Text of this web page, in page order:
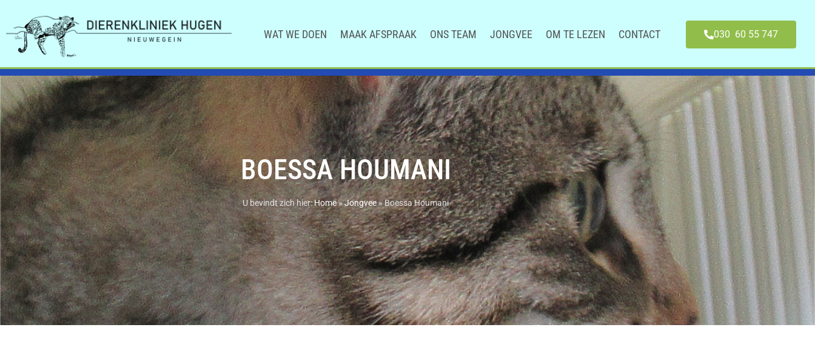
WAT WE DOEN MAAK AFSPRAAK ONS TEAM JONGVEE OM TE LEZEN CONTACT 030 60 55 747
BOESSA HOUMANI
U bevindt zich hier:Home»Jongvee»Boessa Houmani